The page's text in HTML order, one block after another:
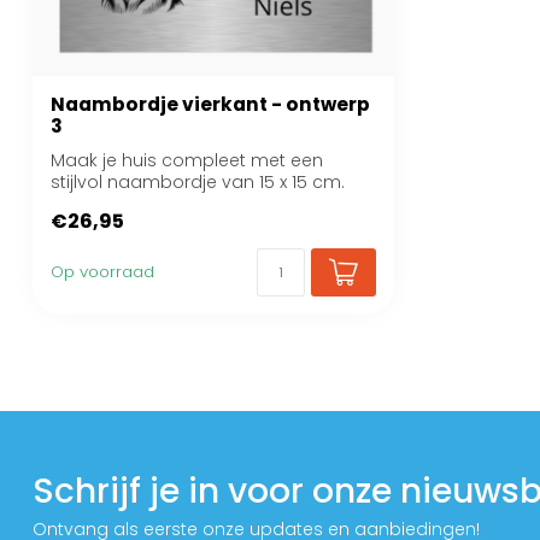
Naambordje vierkant - ontwerp
3
Maak je huis compleet met een
stijlvol naambordje van 15 x 15 cm.
€26,95
Op voorraad
Schrijf je in voor onze
Ontvang als eerste onze updates en aanbiedingen!